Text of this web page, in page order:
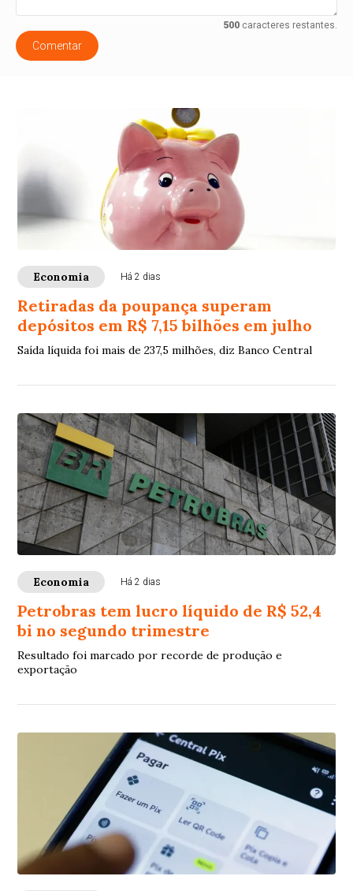
500caracteres restantes.
Comentar
Economia Há 2 dias
Retiradas da poupança superam
depósitos em R$ 7,15 bilhões em julho
Saída líquida foi mais de 237,5 milhões, diz Banco Central
Economia Há 2 dias
Petrobras tem lucro líquido de R$ 52,4
bi no segundo trimestre
Resultado foi marcado por recorde de produção e
exportação